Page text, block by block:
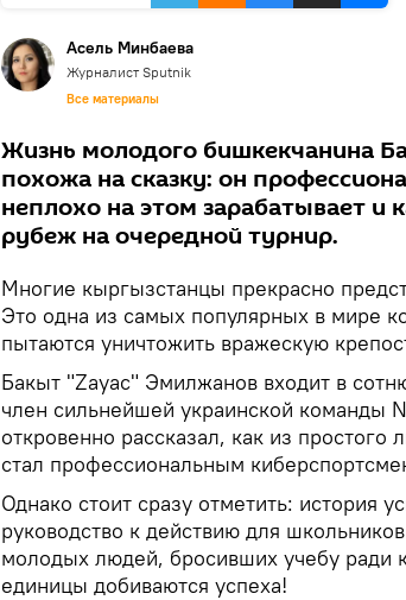
Асель Минбаева
Журналист Sputnik
Все материалы
Жизнь молодого бишкекчанина
похожа на сказку: он
неплохо на этом зарабатывает и
рубеж на очередной турнир.
Многие кыргызстанцы прекрасно
Это одна из самых популярных в мире
пытаются уничтожить вражескую
Бакыт "Zayac" Эмилжанов входит в
член сильнейшей украинской команды
откровенно рассказал, как из
стал профессиональным
Однако стоит сразу отметить: история
руководство к действию для
молодых людей, бросивших учебу ради
единицы добиваются успеха!